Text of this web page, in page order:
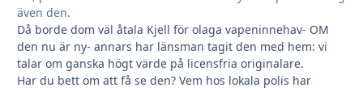
även den.
Då borde dom väl åtala Kjell för olaga vapeninnehav- OM
den nu är ny- annars har länsman tagit den med hem: vi
talar om ganska högt värde på licensfria originalare.
Har du bett om att få se den? Vem hos lokala polis har